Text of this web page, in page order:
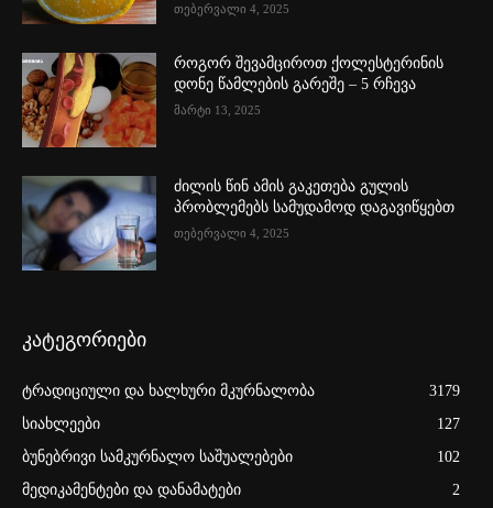
თებერვალი 4, 2025
როგორ შევამციროთ ქოლესტერინის
დონე წამლების გარეშე – 5 რჩევა
მარტი 13, 2025
ძილის წინ ამის გაკეთება გულის
პრობლემებს სამუდამოდ დაგავიწყებთ
თებერვალი 4, 2025
კატეგორიები
ტრადიციული და ხალხური მკურნალობა
3179
სიახლეები
127
ბუნებრივი სამკურნალო საშუალებები
102
მედიკამენტები და დანამატები
2